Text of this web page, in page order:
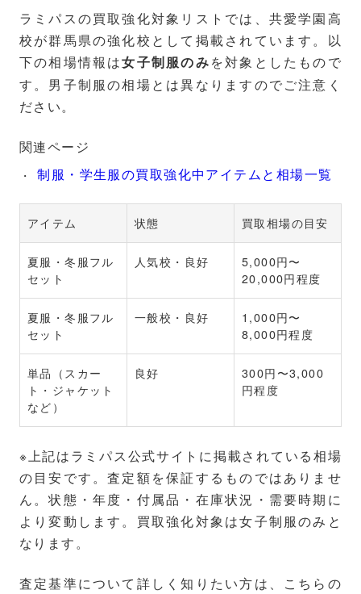
ラミパスの買取強化対象リストでは、共愛学園高
校が群馬県の強化校として掲載されています。以
下の相場情報は女子制服のみを対象としたもので
す。男子制服の相場とは異なりますのでご注意く
ださい。
関連ページ
制服・学生服の買取強化中アイテムと相場一覧
アイテム 状態 買取相場の目安
夏服・冬服フル
セット
人気校・良好
5,000円〜
20,000円程度
夏服・冬服フル
セット
一般校・良好
1,000円〜
8,000円程度
単品（スカー
ト・ジャケット
など）
良好
300円〜3,000
円程度
※上記はラミパス公式サイトに掲載されている相場
の目安です。査定額を保証するものではありませ
ん。状態・年度・付属品・在庫状況・需要時期に
より変動します。買取強化対象は女子制服のみと
なります。
査定基準について詳しく知りたい方は、こちらの